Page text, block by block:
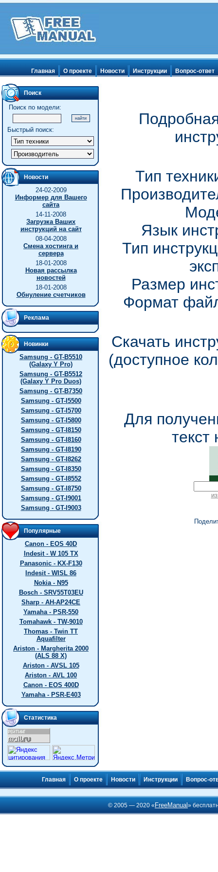
Главная О проекте Новости Инструкции Вопрос-ответ
Поиск
Поиск по модели:
Быстрый поиск:
Новости
24-02-2009
Информер для Вашего
сайта
14-11-2008
Загрузка Ваших
инструкций на сайт
08-04-2008
Смена хостинга и
сервера
18-01-2008
Новая рассылка
новостей
18-01-2008
Обнуление счетчиков
Реклама
Новинки
Samsung - GT-B5510
(Galaxy Y Pro)
Samsung - GT-B5512
(Galaxy Y Pro Duos)
Samsung - GT-B7350
Samsung - GT-I5500
Samsung - GT-I5700
Samsung - GT-I5800
Samsung - GT-I8150
Samsung - GT-I8160
Samsung - GT-I8190
Samsung - GT-I8262
Samsung - GT-I8350
Samsung - GT-I8552
Samsung - GT-I8750
Samsung - GT-I9001
Samsung - GT-I9003
Популярные
Canon - EOS 40D
Indesit - W 105 TX
Panasonic - KX-F130
Indesit - WISL 86
Nokia - N95
Bosch - SRV55T03EU
Sharp - AH-AP24CE
Yamaha - PSR-550
Tomahawk - TW-9010
Thomas - Twin TT
Aquafilter
Ariston - Margherita 2000
(ALS 88 X)
Ariston - AVSL 105
Ariston - AVL 100
Canon - EOS 400D
Yamaha - PSR-E403
Статистика
Тип
Язык
Тип
Размер
Формат
Скачать
(доступное
Для
текст
Главная О проекте Новости Инструкции Вопрос-
© 2005 — 2020 « FreeManual»